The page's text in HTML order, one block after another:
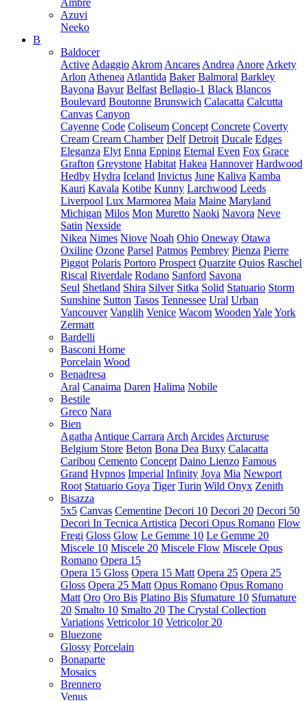
Ambre
Azuvi
Neeko
B
Baldocer
Active Adaggio Akrom Ancares Andrea Anore Arkety
Arlon Athenea Atlantida Baker Balmoral Barkley
Bayona Bayur Belfast Bellagio-1 Black Blancos
Boulevard Boutonne Brunswich Calacatta Calcutta
Canvas Canyon
Cayenne Code Coliseum Concept Concrete Coverty
Cream Cream Chamber Delf Detroit Ducale Edges
Eleganza Elyt Enna Epping Eternal Even Fox Grace
Grafton Greystone Habitat Hakea Hannover Hardwood
Hedby Hydra Iceland Invictus June Kaliva Kamba
Kauri Kavala Kotibe Kunny Larchwood Leeds
Liverpool Lux Marmorea Maia Maine Maryland
Michigan Milos Mon Muretto Naoki Navora Neve
Satin Nexside
Nikea Nimes Niove Noah Ohio Oneway Otawa
Oxiline Ozone Parsel Patmos Pembrey Pienza Pierre
Piggot Polaris Portoro Prospect Quarzite Quios Raschel
Riscal Riverdale Rodano Sanford Savona
Seul Shetland Shira Silver Sitka Solid Statuario Storm
Sunshine Sutton Tasos Tennessee Ural Urban
Vancouver Vanglih Venice Wacom Wooden YaleYork
Zermatt
Bardelli
Basconi Home
Porcelain Wood
Benadresa
Aral Canaima Daren Halima Nobile
Bestile
Greco Nara
Bien
Agatha Antique Carrara Arch Arcides Arcturuse
Belgium Store Beton Bona Dea Buxy Calacatta
Caribou Cemento Concept Daino Lienzo Famous
Grand Hypnos Imperial Infinity Joya Mia Newport
Root Statuario Goya Tiger Turin Wild Onyx Zenith
Bisazza
5x5 Canvas Cementine Decori 10 Decori 20 Decori 50
Decori In Tecnica Artistica Decori Opus Romano Flow
Fregi Gloss Glow Le Gemme 10 Le Gemme 20
Miscele 10 Miscele 20 Miscele Flow Miscele Opus
Romano Opera 15
Opera 15 Gloss Opera 15 Matt Opera 25 Opera 25
Gloss Opera 25 Matt Opus Romano Opus Romano
Matt Oro Oro Bis Platino Bis Sfumature 10 Sfumature
20 Smalto 10 Smalto 20 The Crystal Collection
Variations Vetricolor 10 Vetricolor 20
Bluezone
Glossy Porcelain
Bonaparte
Mosaics
Brennero
Venus